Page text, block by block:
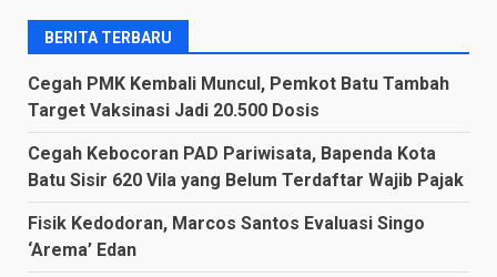
BERITA TERBARU
Cegah PMK Kembali Muncul, Pemkot Batu Tambah
Target Vaksinasi Jadi 20.500 Dosis
Cegah Kebocoran PAD Pariwisata, Bapenda Kota
Batu Sisir 620 Vila yang Belum Terdaftar Wajib Pajak
Fisik Kedodoran, Marcos Santos Evaluasi Singo
‘Arema’ Edan